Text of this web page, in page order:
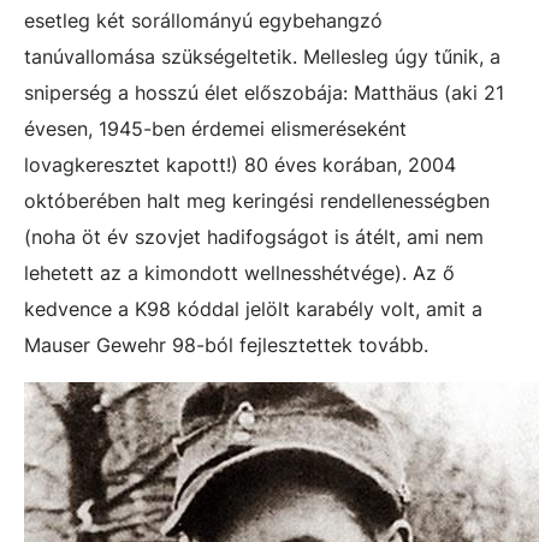
esetleg két sorállományú egybehangzó
tanúvallomása szükségeltetik. Mellesleg úgy tűnik, a
sniperség a hosszú élet előszobája: Matthäus (aki 21
évesen, 1945-ben érdemei elismeréseként
lovagkeresztet kapott!) 80 éves korában, 2004
októberében halt meg keringési rendellenességben
(noha öt év szovjet hadifogságot is átélt, ami nem
lehetett az a kimondott wellnesshétvége). Az ő
kedvence a K98 kóddal jelölt karabély volt, amit a
Mauser Gewehr 98-ból fejlesztettek tovább.